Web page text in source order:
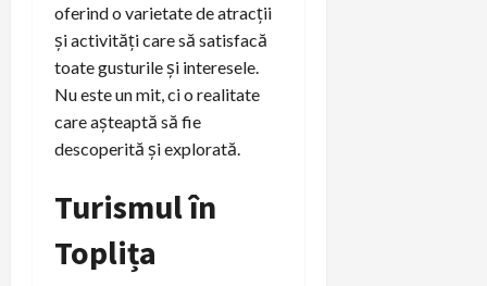
oferind o varietate de atracții
și activități care să satisfacă
toate gusturile și interesele.
Nu este un mit, ci o realitate
care așteaptă să fie
descoperită și explorată.
Turismul în
Toplița